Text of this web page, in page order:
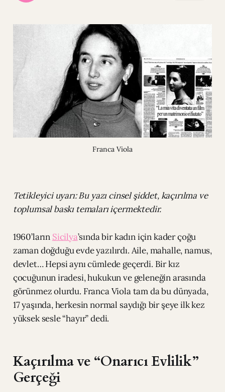
Franca Viola
Tetikleyici uyarı: Bu yazı cinsel şiddet, kaçırılma ve
toplumsal baskı temaları içermektedir.
1960’ların Sicilya’sında bir kadın için kader çoğu
zaman doğduğu evde yazılırdı. Aile, mahalle, namus,
devlet… Hepsi aynı cümlede geçerdi. Bir kız
çocuğunun iradesi, hukukun ve geleneğin arasında
görünmez olurdu. Franca Viola tam da bu dünyada,
17 yaşında, herkesin normal saydığı bir şeye ilk kez
yüksek sesle “hayır” dedi.
Kaçırılma ve “Onarıcı Evlilik”
Gerçeği